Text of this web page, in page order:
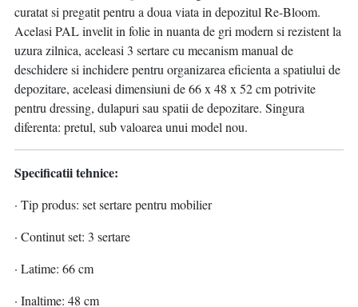
curatat si pregatit pentru a doua viata in depozitul Re-Bloom.
Acelasi PAL invelit in folie in nuanta de gri modern si rezistent la
uzura zilnica, aceleasi 3 sertare cu mecanism manual de
deschidere si inchidere pentru organizarea eficienta a spatiului de
depozitare, aceleasi dimensiuni de 66 x 48 x 52 cm potrivite
pentru dressing, dulapuri sau spatii de depozitare. Singura
diferenta: pretul, sub valoarea unui model nou.
Specificatii tehnice:
· Tip produs: set sertare pentru mobilier
· Continut set: 3 sertare
· Latime: 66 cm
· Inaltime: 48 cm